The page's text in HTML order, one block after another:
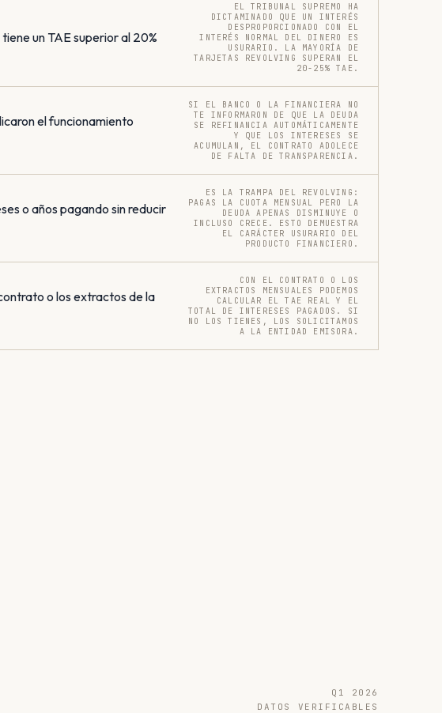
un TAE superior al 20%
EL TRIBUNAL SUPREMO HA
DICTAMINADO QUE UN INTERÉS
DESPROPORCIONADO CON EL
INTERÉS NORMAL DEL DINERO ES
USURARIO. LA MAYORÍA DE
TARJETAS REVOLVING SUPERAN EL
20-25% TAE.
el funcionamiento
SI EL BANCO O LA FINANCIERA NO
TE INFORMARON DE QUE LA DEUDA
SE REFINANCIA AUTOMÁTICAMENTE
Y QUE LOS INTERESES SE
ACUMULAN, EL CONTRATO ADOLECE
DE FALTA DE TRANSPARENCIA.
o años pagando sin reducir
ES LA TRAMPA DEL REVOLVING:
PAGAS LA CUOTA MENSUAL PERO LA
DEUDA APENAS DISMINUYE O
INCLUSO CRECE. ESTO DEMUESTRA
EL CARÁCTER USURARIO DEL
PRODUCTO FINANCIERO.
o los extractos de la
CON EL CONTRATO O LOS
EXTRACTOS MENSUALES PODEMOS
CALCULAR EL TAE REAL Y EL
TOTAL DE INTERESES PAGADOS. SI
NO LOS TIENES, LOS SOLICITAMOS
A LA ENTIDAD EMISORA.
Q1 2026
DATOS VERIFICABLES